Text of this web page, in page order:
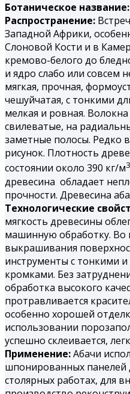
Ботаническое название:
Распространение:
Западной Африки,
Слоновой Кости и в
кремово-белого до
и ядро слабо или совсем
мягкая, прочная,
чешуйчатая, с тонкими
мелкая и ровная.
свилеватые, на
заметные полосы. Редко
рисунок. Плотность
состоянии около 390 кг/м3
древесина обладает
прочности. Древесина
Технологические
мягкость древесины
машинную обработку. Во
выкрашивания
инструменты с тонкими
кромками. Без
обработка высокого
протравливается
особенно хорошей
использовании
успешно склеивается,
Применение:Абачи
шпонированных панелей
столярных работах, для